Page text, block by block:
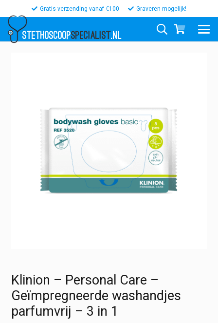
Gratis verzending vanaf €100 Graveren mogelijk!
STETHOSCOOPSPECIALIST.NL
Klinion – Personal Care –
Geïmpregneerde washandjes
parfumvrij – 3 in 1